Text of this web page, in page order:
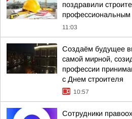
поздравили
профессиональным
11:03
Создаём будущее
самой мирной,
профессии
с Днем строителя
10:57
Сотрудники